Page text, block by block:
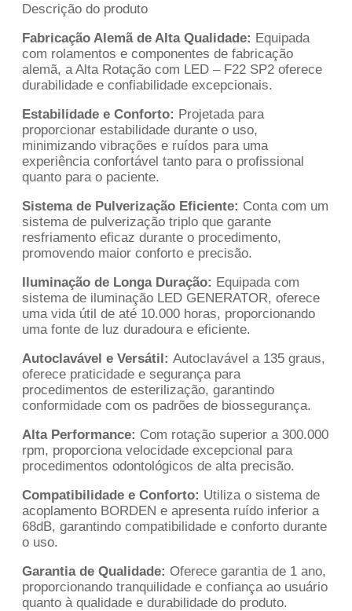
Descrição do produto
Fabricação Alemã de Alta Qualidade: Equipada
com rolamentos e componentes de fabricação
alemã, a Alta Rotação com LED – F22 SP2 oferece
durabilidade e confiabilidade excepcionais.
Estabilidade e Conforto: Projetada para
proporcionar estabilidade durante o uso,
minimizando vibrações e ruídos para uma
experiência confortável tanto para o profissional
quanto para o paciente.
Sistema de Pulverização Eficiente: Conta com um
sistema de pulverização triplo que garante
resfriamento eficaz durante o procedimento,
promovendo maior conforto e precisão.
Iluminação de Longa Duração: Equipada com
sistema de iluminação LED GENERATOR, oferece
uma vida útil de até 10.000 horas, proporcionando
uma fonte de luz duradoura e eficiente.
Autoclavável e Versátil: Autoclavável a 135 graus,
oferece praticidade e segurança para
procedimentos de esterilização, garantindo
conformidade com os padrões de biossegurança.
Alta Performance: Com rotação superior a 300.000
rpm, proporciona velocidade excepcional para
procedimentos odontológicos de alta precisão.
Compatibilidade e Conforto: Utiliza o sistema de
acoplamento BORDEN e apresenta ruído inferior a
68dB, garantindo compatibilidade e conforto durante
o uso.
Garantia de Qualidade: Oferece garantia de 1 ano,
proporcionando tranquilidade e confiança ao usuário
quanto à qualidade e durabilidade do produto.